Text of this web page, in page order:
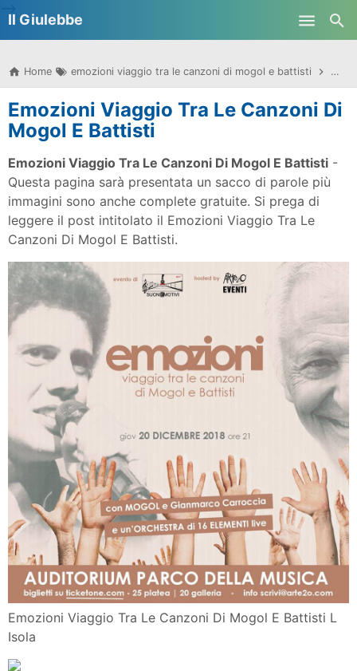
Il Giulebbe
Home emozioni viaggio tra le canzoni di mogol e battisti
Emozioni Viaggio Tra Le Canzoni Di
Mogol E Battisti
Emozioni Viaggio Tra Le Canzoni Di Mogol E Battisti -
Questa pagina sarà presentata un sacco di parole più
immagini sono anche complete gratuite. Si prega di
leggere il post intitolato il Emozioni Viaggio Tra Le
Canzoni Di Mogol E Battisti.
Emozioni Viaggio Tra Le Canzoni Di Mogol E Battisti L
Isola